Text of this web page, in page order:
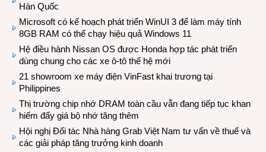
Hàn Quốc
Microsoft có kế hoạch phát triển WinUI 3 để làm máy tính
8GB RAM có thể chạy hiệu quả Windows 11
Hệ điều hành Nissan OS được Honda hợp tác phát triển
dùng chung cho các xe ô-tô thế hệ mới
21 showroom xe máy điện VinFast khai trương tại
Philippines
Thị trường chip nhớ DRAM toàn cầu vẫn đang tiếp tục khan
hiếm đẩy giá bộ nhớ tăng thêm
Hội nghị Đối tác Nhà hàng Grab Việt Nam tư vấn về thuế và
các giải pháp tăng trưởng kinh doanh